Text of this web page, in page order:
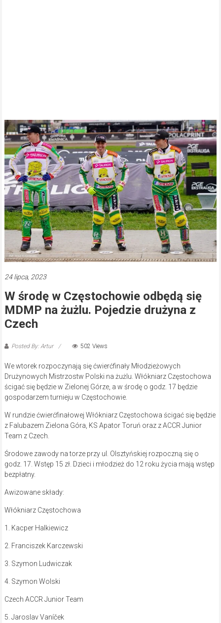
24 lipca, 2023
W środę w Częstochowie odbędą się
MDMP na żużlu. Pojedzie drużyna z
Czech
Posted By: Artur 502 Views
We wtorek rozpoczynają się ćwierćfinały Młodzieżowych
Drużynowych Mistrzostw Polski na żużlu. Włókniarz Częstochowa
ścigać się będzie w Zielonej Górze, a w środę o godz. 17 będzie
gospodarzem turnieju w Częstochowie.
W rundzie ćwierćfinałowej Włókniarz Częstochowa ścigać się będzie
z Falubazem Zielona Góra, KS Apator Toruń oraz z ACCR Junior
Team z Czech.
Środowe zawody na torze przy ul. Olsztyńskiej rozpoczną się o
godz. 17. Wstęp 15 zł. Dzieci i młodzież do 12 roku życia mają wstęp
bezpłatny.
Awizowane składy:
Włókniarz Częstochowa
1. Kacper Halkiewicz
2. Franciszek Karczewski
3. Szymon Ludwiczak
4. Szymon Wolski
Czech ACCR Junior Team
5. Jaroslav Vaníček